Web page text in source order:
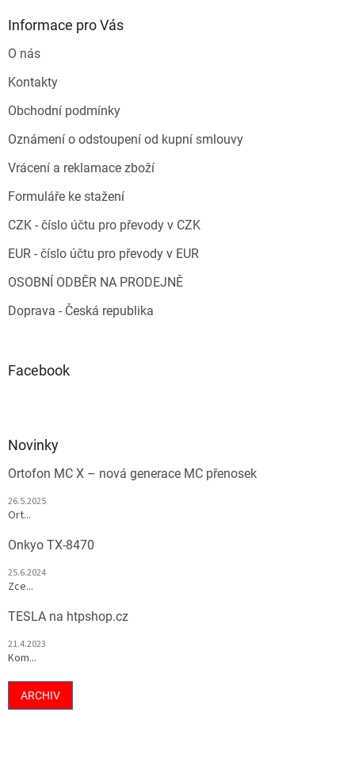
Informace pro Vás
O nás
Kontakty
Obchodní podmínky
Oznámení o odstoupení od kupní smlouvy
Vrácení a reklamace zboží
Formuláře ke stažení
CZK - číslo účtu pro převody v CZK
EUR - číslo účtu pro převody v EUR
OSOBNÍ ODBĚR NA PRODEJNĚ
Doprava - Česká republika
Facebook
Novinky
Ortofon MC X – nová generace MC přenosek
26.5.2025
Ort...
Onkyo TX-8470
25.6.2024
Zce...
TESLA na htpshop.cz
21.4.2023
Kom...
ARCHIV